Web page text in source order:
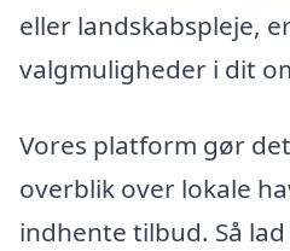
eller landskabspleje,
valgmuligheder i dit
Vores platform gør
overblik over lokale
indhente tilbud. Så